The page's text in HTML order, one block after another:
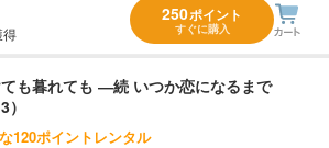
得
250ポイント
すぐに購入
も暮れても ―続 いつか恋になるまで
120ポイントレンタル